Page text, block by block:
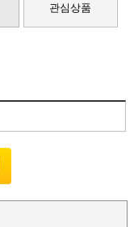
관심상품